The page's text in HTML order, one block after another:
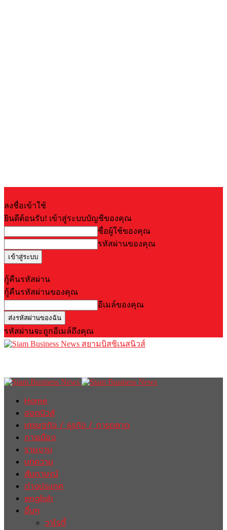
ลงชื่อเข้าใช้
ยินดีต้อนรับ! เข้าสู่ระบบบัญชีของคุณ
ชื่อผู้ใช้ของคุณ
รหัสผ่านของคุณ
กู้คืนรหัสผ่าน
กู้คืนรหัสผ่านของคุณ
อีเมล์ของคุณ
รหัสผ่านจะถูกอีเมล์ถึงคุณ
สยามบิสซิเนสนิวส์
Home
ฮอตนิวส์
เศรษฐกิจ / ธุรกิจ / การตลาด
การเมือง
รายงาน
บทความ
สัมภาษณ์
ต่างประเทศ
english
อื่นๆ
วาไรตี้